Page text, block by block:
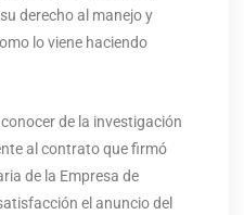
derecho al manejo y
lo viene haciendo
de la investigación
al contrato que firmó
de la Empresa de
el anuncio del